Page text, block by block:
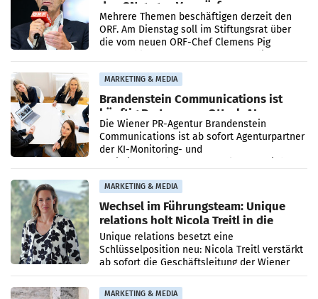
den SN gegen Vorwürfe
Mehrere Themen beschäftigen derzeit den
ORF. Am Dienstag soll im Stiftungsrat über
die vom neuen ORF-Chef Clemens Pig
MARKETING & MEDIA
Brandenstein Communications ist
künftig Partner von OtterlyAI
Die Wiener PR-Agentur Brandenstein
Communications ist ab sofort Agenturpartner
der KI-Monitoring- und
MARKETING & MEDIA
Wechsel im Führungsteam: Unique
relations holt Nicola Treitl in die
Geschäftsleitung
Unique relations besetzt eine
Schlüsselposition neu: Nicola Treitl verstärkt
ab sofort die Geschäftsleitung der Wiener
PR-Agentur an der Seite von Josef Kalina und
Anna Kalina-Mahr.
MARKETING & MEDIA